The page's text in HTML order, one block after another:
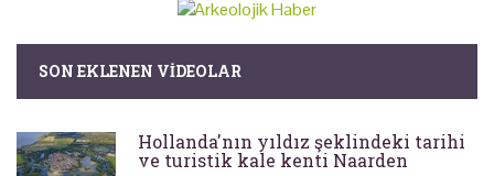
SON EKLENEN VIDEOLAR
Hollanda'nın yıldız şeklindeki tarihi
ve turistik kale kenti Naarden